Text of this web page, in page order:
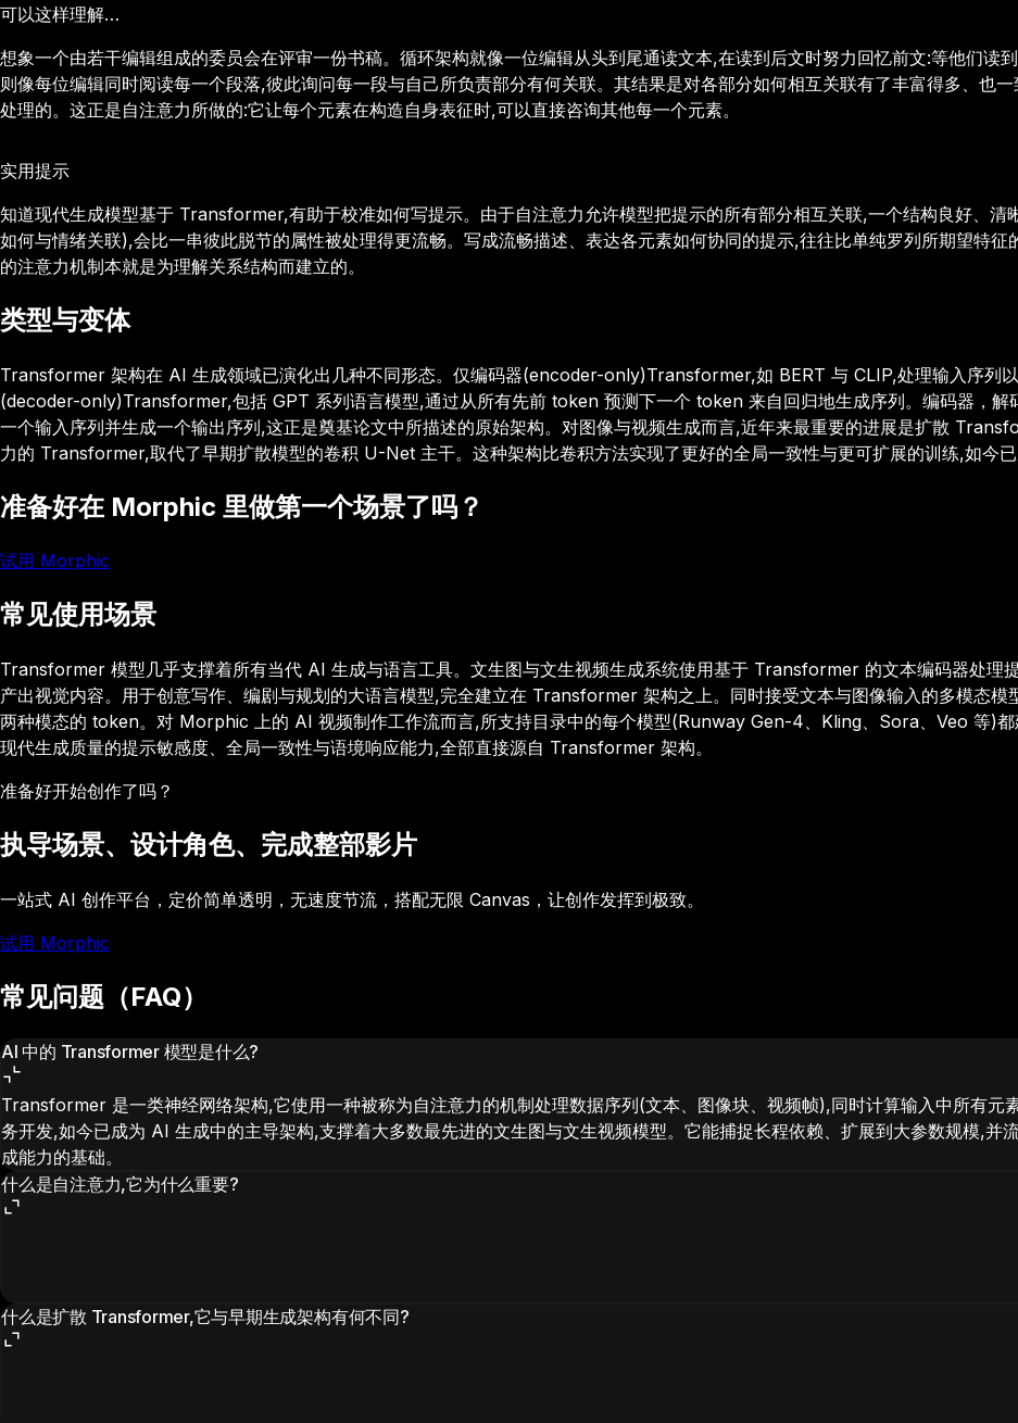
可以这样理解…
想象一个由若干编辑组成的委员会在评审一份书稿。循环架构就像一位编辑从头到尾通读文本,在读到后文时努力回忆前文:等他们
则像每位编辑同时阅读每一个段落,彼此询问每一段与自己所负责部分有何关联。其结果是对各部分如何相互关联有了丰富得多、也
处理的。这正是自注意力所做的:它让每个元素在构造自身表征时,可以直接咨询其他每一个元素。
实用提示
知道现代生成模型基于 Transformer,有助于校准如何写提示。由于自注意力允许模型把提示的所有部分相互关联,一个结构良好、
如何与情绪关联),会比一串彼此脱节的属性被处理得更流畅。写成流畅描述、表达各元素如何协同的提示,往往比单纯罗列所期望特
的注意力机制本就是为理解关系结构而建立的。
类型与变体
Transformer 架构在 AI 生成领域已演化出几种不同形态。仅编码器(encoder-only)Transformer,如 BERT 与 CLIP,处理输入序列
(decoder-only)Transformer,包括 GPT 系列语言模型,通过从所有先前 token 预测下一个 token 来自回归地生成序列。编码器，
一个输入序列并生成一个输出序列,这正是奠基论文中所描述的原始架构。对图像与视频生成而言,近年来最重要的进展是扩散
力的 Transformer,取代了早期扩散模型的卷积 U-Net 主干。这种架构比卷积方法实现了更好的全局一致性与更可扩展的训练,如今已
准备好在 Morphic 里做第一个场景了吗？
试用 Morphic
常见使用场景
Transformer 模型几乎支撑着所有当代 AI 生成与语言工具。文生图与文生视频生成系统使用基于 Transformer 的文本编码器处
产出视觉内容。用于创意写作、编剧与规划的大语言模型,完全建立在 Transformer 架构之上。同时接受文本与图像输入的多模态
两种模态的 token。对 Morphic 上的 AI 视频制作工作流而言,所支持目录中的每个模型(Runway Gen-4、Kling、Sora、Veo 等)
现代生成质量的提示敏感度、全局一致性与语境响应能力,全部直接源自 Transformer 架构。
准备好开始创作了吗？
执导场景、设计角色、完成整部影片
一站式 AI 创作平台，定价简单透明，无速度节流，搭配无限 Canvas，让创作发挥到极致。
试用 Morphic
常见问题（FAQ）
AI 中的 Transformer 模型是什么?
Transformer 是一类神经网络架构,它使用一种被称为自注意力的机制处理数据序列(文本、图像块、视频帧),同时计算输入中所有
务开发,如今已成为 AI 生成中的主导架构,支撑着大多数最先进的文生图与文生视频模型。它能捕捉长程依赖、扩展到大参数规模,并
成能力的基础。
什么是自注意力,它为什么重要?
什么是扩散 Transformer,它与早期生成架构有何不同?